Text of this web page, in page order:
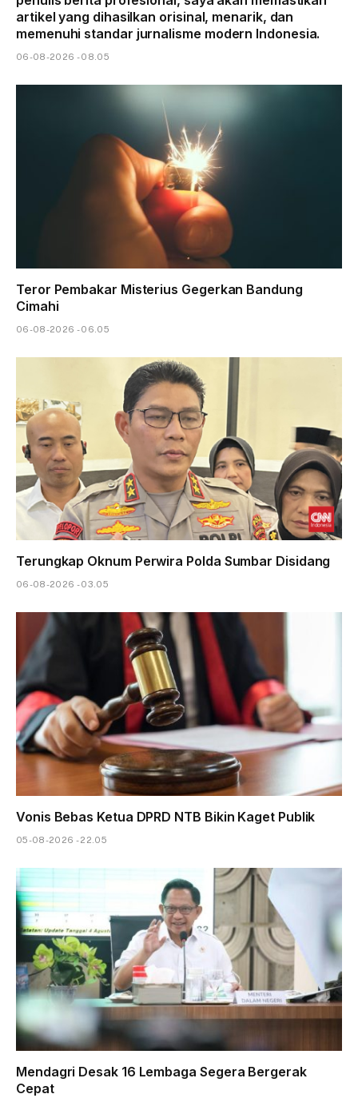
artikel yang dihasilkan orisinal, menarik, dan
memenuhi standar jurnalisme modern Indonesia.
06-08-2026 - 08.05
Teror Pembakar Misterius Gegerkan Bandung
Cimahi
06-08-2026 - 06.05
Terungkap Oknum Perwira Polda Sumbar Disidang
06-08-2026 - 03.05
Vonis Bebas Ketua DPRD NTB Bikin Kaget Publik
05-08-2026 - 22.05
Mendagri Desak 16 Lembaga Segera Bergerak
Cepat